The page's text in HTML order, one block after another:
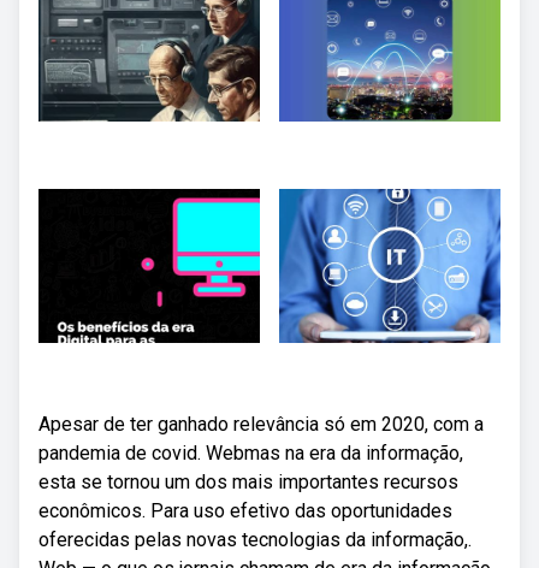
Apesar de ter ganhado relevância só em 2020, com a
pandemia de covid. Webmas na era da informação,
esta se tornou um dos mais importantes recursos
econômicos. Para uso efetivo das oportunidades
oferecidas pelas novas tecnologias da informação,.